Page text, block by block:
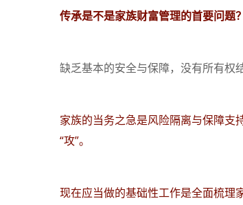
传承是不是家族财富管理的首要问题？
缺乏基本的安全与保障，没有所有权
家族的当务之急是风险隔离与保障支
“攻”。
现在应当做的基础性工作是全面梳理